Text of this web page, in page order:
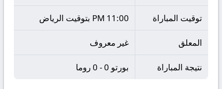
توقيت المباراة 11:00 PM بتوقيت الرياض
المعلق غير معروف
نتيجة المباراة بورتو 0 - 0 روما